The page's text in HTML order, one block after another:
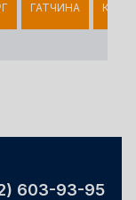
ГАТЧИНА
603-93-95